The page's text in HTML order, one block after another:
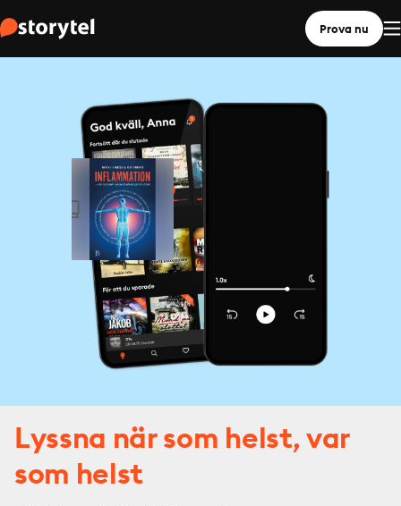
Prova nu
Lyssna när som helst, var
som helst